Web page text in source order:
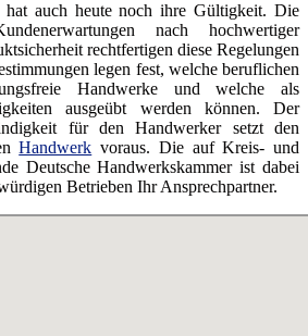
hat auch heute noch ihre Gültigkeit. Die
nach hochwertiger
rechtfertigen diese Regelungen
legen fest, welche beruflichen
Handwerke und welche als
ausgeübt werden können. Der
für den Handwerker setzt den
Handwerk voraus. Die auf Kreis- und
Deutsche Handwerkskammer ist dabei
Betrieben Ihr Ansprechpartner.